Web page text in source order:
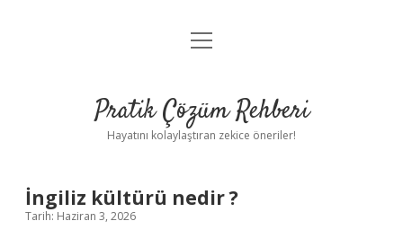
Anasayfa
Yasal Uyarı
menüyü
Pratik Çözüm Rehberi
Hayatını kolaylaştıran zekice öneriler!
İngiliz kültürü nedir ?
Tarih: Haziran 3, 2026